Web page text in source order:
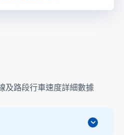
及路段行車速度詳細數據